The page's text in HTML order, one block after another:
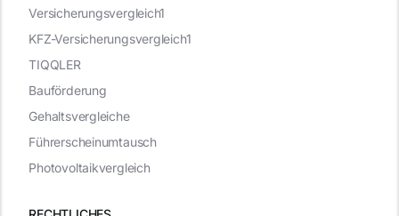
Versicherungsvergleich1
KFZ-Versicherungsvergleich1
TIQQLER
Bauförderung
Gehaltsvergleiche
Führerscheinumtausch
Photovoltaikvergleich